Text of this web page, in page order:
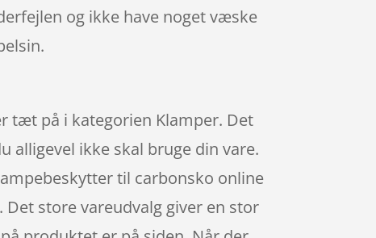
og ikke have noget væske
tæt på i kategorien Klamper. Det
alligevel ikke skal bruge din vare.
til carbonsko online
store vareudvalg giver en stor